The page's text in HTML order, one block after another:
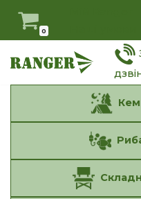
Перейти
до
вмісту
0